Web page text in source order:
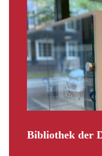
Bibliothek der